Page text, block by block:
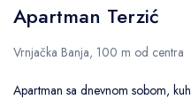
Apartman Terzić
Vrnjačka Banja, 100 m od centra
Apartman sa dnevnom sobom,